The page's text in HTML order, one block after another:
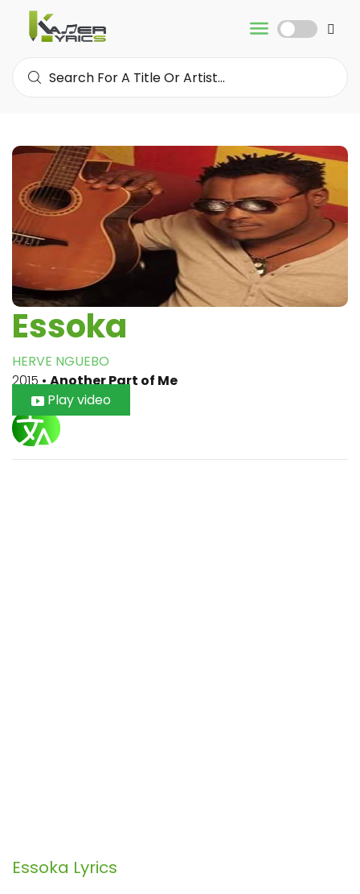
Essoka
HERVE NGUEBO
2015•Another Part of Me
Play video
Essoka Lyrics